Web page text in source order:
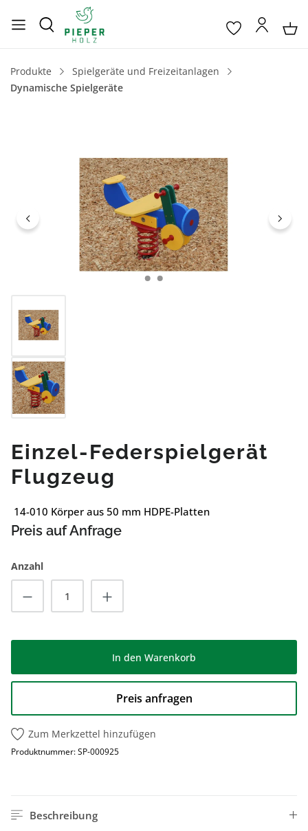
Produkte
Spielgeräte und Freizeitanlagen
Dynamische Spielgeräte
Einzel-Federspielgerät
Flugzeug
14-010 Körper aus 50 mm HDPE-Platten
Preis auf Anfrage
Anzahl
Produkt Anzahl: Gib den gewünschten
In den Warenkorb
Preis anfragen
Zum Merkzettel hinzufügen
Produktnummer:SP-000925
Beschreibung